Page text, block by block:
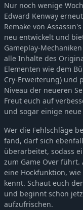
Nur noch wenige
Edward Kenway
Remake von
neu entwickelt und
Gameplay-
alle Inhalte des
Elementen wie dem
Cry-Erweiterung) und
Niveau der neueren
Freut euch auf
und sogar einige
Wer die Fehlschläge
fand, darf sich
überarbeitet, sodass
zum Game Over
eine Hockfunktion,
kennt. Schaut euch
und beginnt schon
aufzufrischen.